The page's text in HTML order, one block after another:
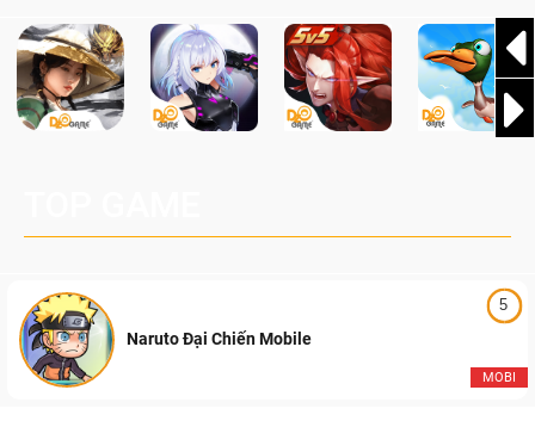
5
MOBI
Naruto Đại Chiến Mobile